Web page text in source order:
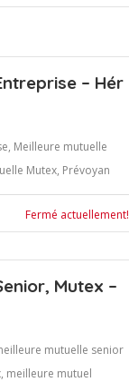
– Hér
Meilleure mutuelle
Mutex, Prévoyan
Fermé actuellement!
Mutex –
mutuelle senior
meilleure mutuel